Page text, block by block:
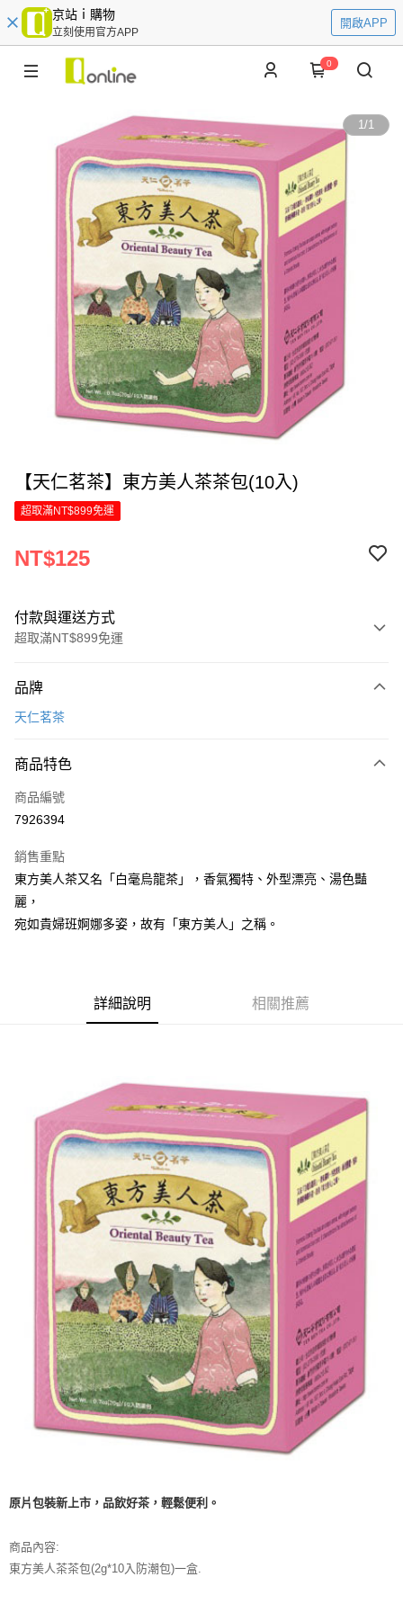
京站ｉ購物
立刻使用官方APP
開啟APP
0
1/1
【天仁茗茶】東方美人茶茶包(10入)
超取滿NT$899免運
NT$125
付款與運送方式
超取滿NT$899免運
信用卡一次付款
Apple Pay
街口支付
Google Pay
全盈+PAY
大哥付你分期
2.付款方式選擇「大哥付你分期」，訂單成立後會自動跳轉到大哥付的交易
流程，驗證手機門號後，選擇欲分期的期數、繳款截止日，確認付款後即完
消。如遇「轉專審核」未通過狀況，表示未達大哥付你分期系統評分，恕無
法說明評估內容。
【繳款方式說明】
1.分期款項不併入電信帳單，「大哥付你分期」於每月結算日後寄送繳費提
醒簡訊。
2.透過簡訊連結打開帳單後，可選擇「超商條碼／台灣大直營門市／銀行轉
帳／街口支付／iPASS MONEY」等通路繳費。
【注意事項】
1.本服務係由「台灣大哥大股份有限公司」（以下簡稱本公司）所提供，讓
用戶於交易時，得透過本服務購買商品或服務，並由商店將買賣／分期付款
買賣價金債權讓與本公司後，依約使用本公司帳單繳交帳款。
2.基於同意付款使用「大哥付你分期」之契約關係目的，商店將以您的個人
資料（包含姓名、電話或地址）提供予台灣大哥大進項蒐集、處理及利用，
由本公司與您本人進行分期帳單所需資料之確認、核對及更正。
3.完整用戶服務條款，請詳閱以下連結：
https://oppay.tw/userRule
２．便利：只要手機號碼，簡訊認證，即可結帳。
３．安心：先確認商品／服務後，再付款。
【「AFTEE先享後付」結帳流程】
１．於結帳方式選擇「AFTEE先享後付」後，將跳轉至「AFTEE先享後付」
結帳頁面，進行簡訊認證並確認金額後，即可完成結帳。
２．訂單成立數日內，您將收到繳費通知簡訊。
３．收到繳費通知簡訊後14天內，點擊此簡訊中的連結，可透過四大超商／
ATM／網路銀行／等多元方式進行付款，方視為交易完成。
※ 請注意：結帳手續完成當下不需立刻繳費，但若您需要取消訂單，請聯絡
購買商品的店家。未經商家同意取消之訂單仍視為有效，需透過AFTEE先享
後付繳納相關費用。
※ 交易是否成功請以「AFTEE先享後付 」之結帳頁面顯示為準，若有關於
是否繳費成功／繳費後需取消欲退款等相關疑問，請聯繫「AFTEE先享後付
客戶支援中心」https://netprotections.freshdesk.com/support/home
【注意事項】
１．透過由恩沛科技股份有限公司提供之「AFTEE先享後付」服務完成之交
易，需依本服務之必要範圍內提供個人資料，並將交易相關給付款項請求債
權轉讓予恩沛科技股份有限公司。
２．關於個人資料處理事宜，請瀏覽以下網址：
https://aftee.tw/terms/#terms3
３．未成年的使用者請事先徵得法定代理人或監護人之同意方可使用
４．使用「AFTEE先享後付」時，將依據個別帳號之用戶狀況，依本公司即
５．嚴禁一人註冊多個帳號或使用他人資訊註冊。若發現惡意使用之情形，
恩沛科技股份有限公司將有權停止該用戶之使用額度並採取法律行動。
付款後全家取貨
每筆NT$70，滿NT$899(含以上)免運費
付款後7-11取貨
每筆NT$70，滿NT$899(含以上)免運費
每筆NT$100，滿NT$1,000(含以上)免運費
京站台北店客服中心(1F星巴克旁) 即日起不提供京站紙袋，取件時
請自備購物袋，若需購買紙袋可現場詢問
品牌
天仁茗茶
商品特色
商品編號
7926394
銷售重點
東方美人茶又名「白毫烏龍茶」，香氣獨特、外型漂亮、湯色豔
麗，
宛如貴婦班婀娜多姿，故有「東方美人」之稱。
詳細說明 相關推薦
原片包裝新上市，品飲好茶，輕鬆便利。
商品內容:
東方美人茶茶包(2g*10入防潮包)一盒.